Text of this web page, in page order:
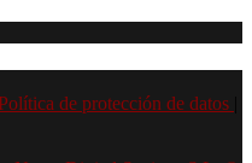
de protección de datos